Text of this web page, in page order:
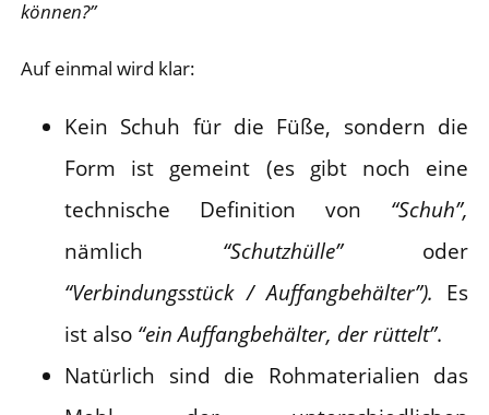
können?”
Auf einmal wird klar:
Kein Schuh für die Füße, sondern die
Form ist gemeint (es gibt noch eine
technische Definition von “Schuh”,
nämlich “Schutzhülle”oder
“Verbindungsstück / Auffangbehälter”). Es
ist also “ein Auffangbehälter, der rüttelt”.
Natürlich sind die Rohmaterialien das